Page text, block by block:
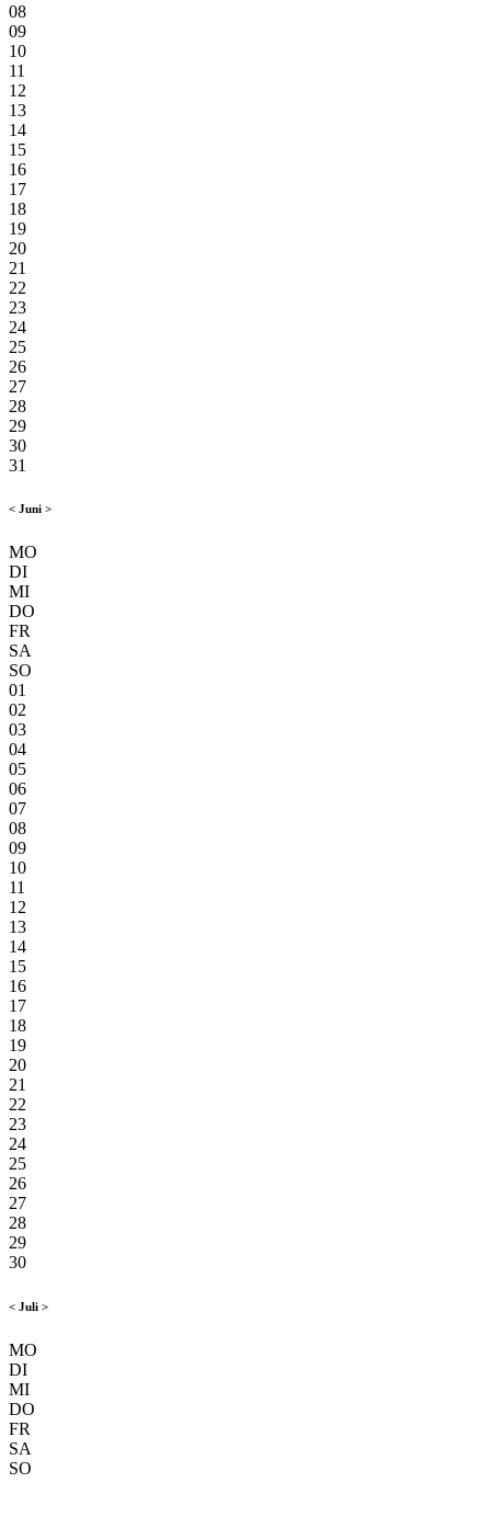
08
09
10
11
12
13
14
15
16
17
18
19
20
21
22
23
24
25
26
27
28
29
30
31
< Juni >
MO
DI
MI
DO
FR
SA
SO
01
02
03
04
05
06
07
08
09
10
11
12
13
14
15
16
17
18
19
20
21
22
23
24
25
26
27
28
29
30
< Juli >
MO
DI
MI
DO
FR
SA
SO